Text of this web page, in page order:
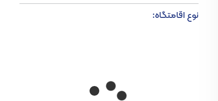
نوع اقامتگاه: